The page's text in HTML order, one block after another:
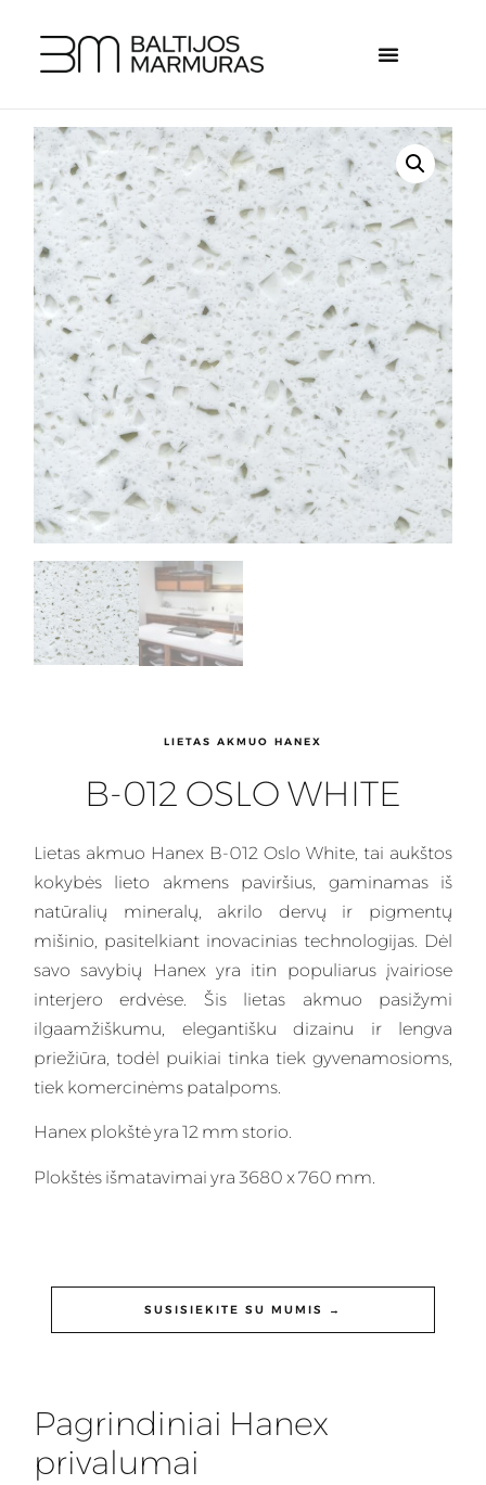
LIETAS AKMUO HANEX
B-012 OSLO WHITE
Lietas akmuo Hanex B-012 Oslo White, tai aukštos
kokybės lieto akmens paviršius, gaminamas iš
natūralių mineralų, akrilo dervų ir pigmentų
mišinio, pasitelkiant inovacinias technologijas. Dėl
savo savybių
Hanexyra itin populiarus įvairiose
interjero erdvėse. Šis lietas akmuo pasižymi
ilgaamžiškumu, elegantišku dizainu ir lengva
priežiūra, todėl puikiai tinka tiek gyvenamosioms,
tiek komercinėms patalpoms.
Hanex plokštė yra 12 mm storio.
Plokštės išmatavimai yra 3680 x 760 mm.
SUSISIEKITE SU MUMIS →
Pagrindiniai Hanex
privalumai